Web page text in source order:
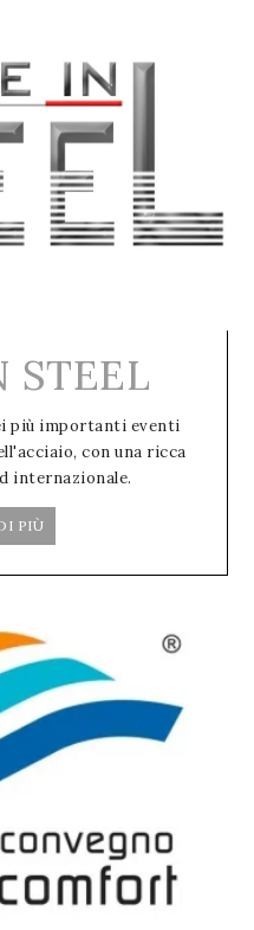
STEEL
più importanti eventi
con una ricca
internazionale.
PIÙ